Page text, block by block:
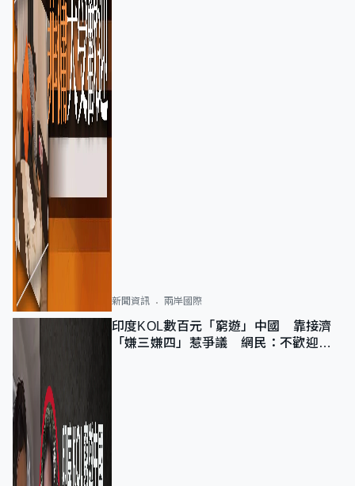
新聞資訊 兩岸國際
印度KOL數百元「窮遊」中國 靠接濟
「嫌三嫌四」惹爭議 網民：不歡迎劣